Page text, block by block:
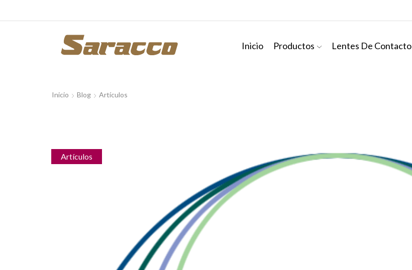
Inicio Productos Lentes De Contacto
Inicio Blog Artículos
Artículos